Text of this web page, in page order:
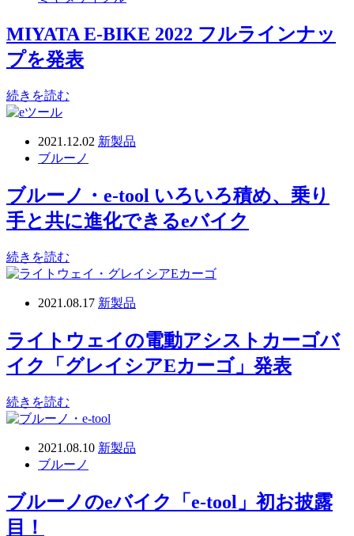
MIYATA E-BIKE 2022 フルラインナッ
プを発表
続きを読む
2021.12.02 新製品
ブルーノ
ブルーノ・e-tool いろいろ積め、乗り
手と共に進化できるeバイク
続きを読む
2021.08.17 新製品
ライトウェイの電動アシストカーゴバ
イク「グレイシアEカーゴ」発表
続きを読む
2021.08.10 新製品
ブルーノ
ブルーノのeバイク「e-tool」初お披露
目！